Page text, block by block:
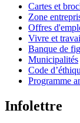
Cartes et
Zone
Offres
Vivre et
Banque de
Municipalités
Code
Programme
Infolettre